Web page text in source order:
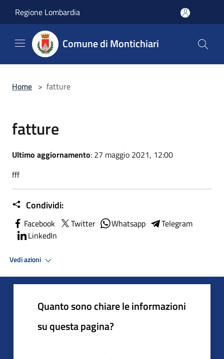
Regione Lombardia
Comune di Montichiari
Home > fatture
fatture
Ultimo aggiornamento: 27 maggio 2021, 12:00
fff
Condividi:
Facebook Twitter Whatsapp
Telegram
LinkedIn
Vedi azioni
Quanto sono chiare le informazioni
su questa pagina?